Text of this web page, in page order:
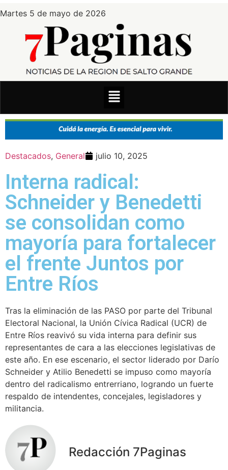
Martes 5 de mayo de 2026
Destacados, General julio 10, 2025
Interna radical:
Schneider y Benedetti
se consolidan como
mayoría para fortalecer
el frente Juntos por
Entre Ríos
Tras la eliminación de las PASO por parte del Tribunal
Electoral Nacional, la Unión Cívica Radical (UCR) de
Entre Ríos reavivó su vida interna para definir sus
representantes de cara a las elecciones legislativas de
este año. En ese escenario, el sector liderado por Darío
Schneider y Atilio Benedetti se impuso como mayoría
dentro del radicalismo entrerriano, logrando un fuerte
respaldo de intendentes, concejales, legisladores y
militancia.
Redacción 7Paginas